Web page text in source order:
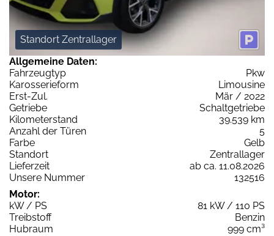
Standort Zentrallager
Allgemeine Daten:
Fahrzeugtyp
Pkw
Karosserieform
Limousine
Erst-Zul.
Mär / 2022
Getriebe
Schaltgetriebe
Kilometerstand
39.539 km
Anzahl der Türen
5
Farbe
Gelb
Standort
Zentrallager
Lieferzeit
ab ca. 11.08.2026
Unsere Nummer
132516
Motor:
kW / PS
81 kW / 110 PS
Treibstoff
Benzin
Hubraum
999 cm³